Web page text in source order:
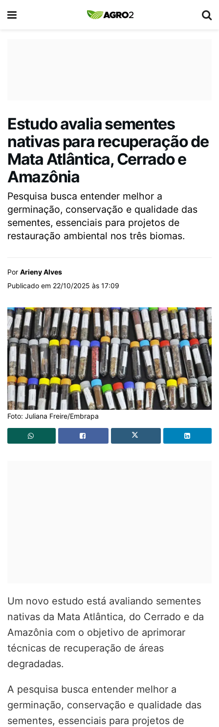
Estudo avalia sementes
nativas para recuperação de
Mata Atlântica, Cerrado e
Amazônia
Pesquisa busca entender melhor a
germinação, conservação e qualidade das
sementes, essenciais para projetos de
restauração ambiental nos três biomas.
Por Arieny Alves
Publicado em 22/10/2025 às 17:09
Foto: Juliana Freire/Embrapa
Um novo estudo está avaliando sementes
nativas da Mata Atlântica, do Cerrado e da
Amazônia com o objetivo de aprimorar
técnicas de recuperação de áreas
degradadas.
A pesquisa busca entender melhor a
germinação, conservação e qualidade das
sementes, essenciais para projetos de